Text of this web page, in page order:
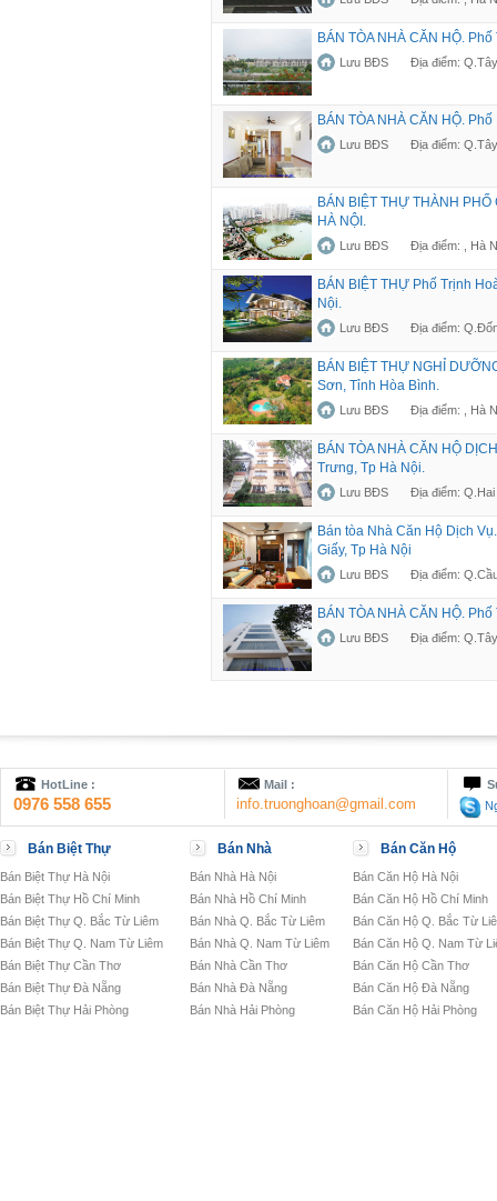
BÁN TÒA NHÀ CĂN HỘ.
Lưu BĐS Địa điểm:
BÁN TÒA NHÀ CĂN HỘ.
Lưu BĐS Địa điểm:
BÁN BIỆT THỰ THÀNH
HÀ NỘI.
Lưu BĐS Địa điểm: , Hà
BÁN BIỆT THỰ Phố Trịnh
Nội.
Lưu BĐS Địa điểm:
BÁN BIỆT THỰ NGHỈ
Sơn, Tỉnh Hòa Bình.
Lưu BĐS Địa điểm: , Hà
BÁN TÒA NHÀ CĂN HỘ
Trưng, Tp Hà Nội.
Lưu BĐS Địa điểm:
Bán tòa Nhà Căn Hộ Dịch
Giấy, Tp Hà Nội
Lưu BĐS Địa điểm:
BÁN TÒA NHÀ CĂN HỘ.
Lưu BĐS Địa điểm:
HotLine :
0976 558 655
Mail :
info.truonghoan@gmail.com
Bán Biệt Thự
Bán Biệt Thự Hà Nội
Bán Biệt Thự Hồ Chí Minh
Bán Biệt Thự Q. Bắc Từ Liêm
Bán Biệt Thự Q. Nam Từ Liêm
Bán Biệt Thự Cần Thơ
Bán Biệt Thự Đà Nẵng
Bán Biệt Thự Hải Phòng
Bán Nhà
Bán Nhà Hà Nội
Bán Nhà Hồ Chí Minh
Bán Nhà Q. Bắc Từ Liêm
Bán Nhà Q. Nam Từ Liêm
Bán Nhà Cần Thơ
Bán Nhà Đà Nẵng
Bán Nhà Hải Phòng
Bán Căn Hộ
Bán Căn Hộ Hà Nội
Bán Căn Hộ Hồ Chí Minh
Bán Căn Hộ Q. Bắc Từ
Bán Căn Hộ Q. Nam Từ
Bán Căn Hộ Cần Thơ
Bán Căn Hộ Đà Nẵng
Bán Căn Hộ Hải Phòng